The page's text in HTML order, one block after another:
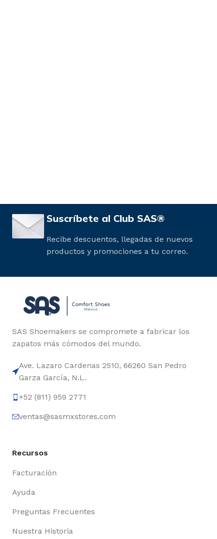
Suscríbete al Club SAS®
Recibe descuentos, llegadas de nuevos
productos y promociones a tu correo.
SAS Shoemakers se compromete a fabricar los
zapatos más cómodos del mundo.
Ave. Lazaro Cardenas 2510, 66260 San Pedro
Garza García, N.L.
+52 (811) 959 2771
ventas@sasmxstores.com
Recursos
Facturación
Ayuda
Preguntas Frecuentes
Nuestra Historia